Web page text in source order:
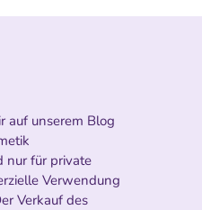
auf unserem Blog
nur für private
Verwendung
Verkauf des